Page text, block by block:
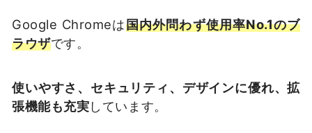
Google Chromeは国内外問わず使用率No.1のブ
ラウザです。
使いやすさ、セキュリティ、デザインに優れ、拡
張機能も充実しています。